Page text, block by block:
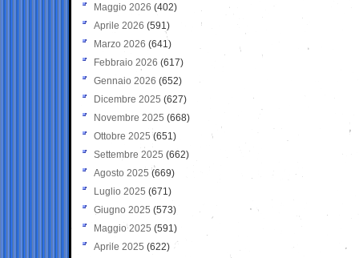
Maggio 2026 (402)
Aprile 2026 (591)
Marzo 2026 (641)
Febbraio 2026 (617)
Gennaio 2026 (652)
Dicembre 2025 (627)
Novembre 2025 (668)
Ottobre 2025 (651)
Settembre 2025 (662)
Agosto 2025 (669)
Luglio 2025 (671)
Giugno 2025 (573)
Maggio 2025 (591)
Aprile 2025 (622)